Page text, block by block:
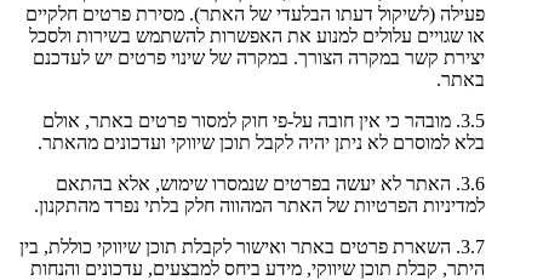
פעילה (לשיקול דעתו הבלעדי של האתר). מסירת פרטים חלקיים
או שגויים עלולים למנוע את האפשרות להשתמש בשירות ולסכל
יצירת קשר במקרה הצורך. במקרה של שינוי פרטים יש לעדכנם
באתר.
3.5. מובהר כי אין חובה על-פי חוק למסור פרטים באתר, אולם
בלא למוסרם לא ניתן יהיה לקבל תוכן שיווקי ועדכונים מהאתר.
3.6. האתר לא יעשה בפרטים שנמסרו שימוש, אלא בהתאם
למדיניות הפרטיות של האתר המהווה חלק בלתי נפרד מהתקנון.
3.7. השארת פרטים באתר ואישור לקבלת תוכן שיווקי כוללת, בין
היתר, קבלת תוכן שיווקי, מידע ביחס למבצעים, עדכונים והנחות